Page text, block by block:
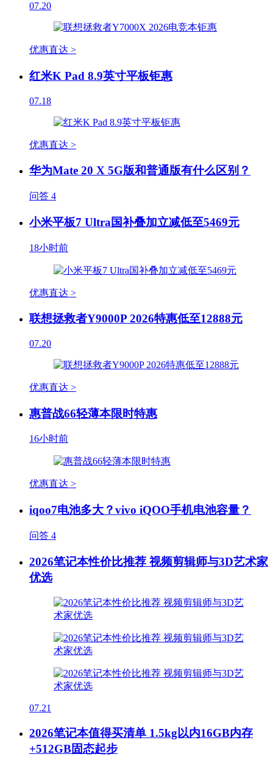
07.20
优惠直达 >
红米K Pad 8.9英寸平板钜惠
07.18
优惠直达 >
华为Mate 20 X 5G版和普通版有什么区别？
问答 4
小米平板7 Ultra国补叠加立减低至5469元
18小时前
优惠直达 >
联想拯救者Y9000P 2026特惠低至12888元
07.20
优惠直达 >
惠普战66轻薄本限时特惠
16小时前
优惠直达 >
iqoo7电池多大？vivo iQOO手机电池容量？
问答 4
2026笔记本性价比推荐 视频剪辑师与3D艺术家
优选
07.21
2026笔记本值得买清单 1.5kg以内16GB内存
+512GB固态起步